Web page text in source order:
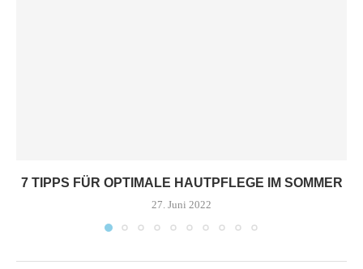
7 TIPPS FÜR OPTIMALE HAUTPFLEGE IM SOMMER
27. Juni 2022